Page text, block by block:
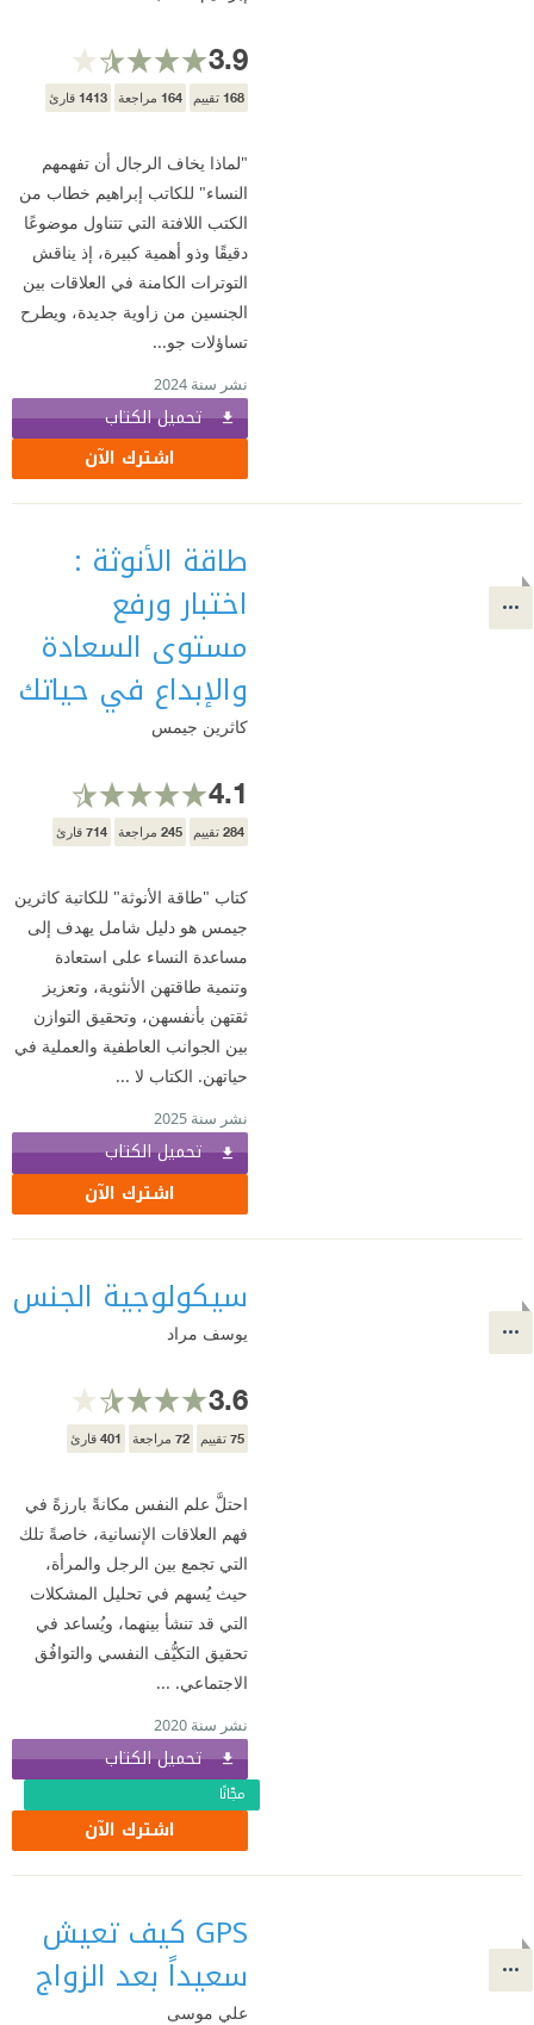
3.9
168 تقييم 164 مراجعة 1413 قارئ
"لماذا يخاف الرجال أن تفهمهم
النساء" للكاتب إبراهيم خطاب من
الكتب اللافتة التي تتناول موضوعًا
دقيقًا وذو أهمية كبيرة، إذ يناقش
التوترات الكامنة في العلاقات بين
الجنسين من زاوية جديدة، ويطرح
تساؤلات جو...
نشر سنة 2024
تحميل الكتاب
اشترك الآن
طاقة الأنوثة :
اختبار ورفع
مستوى السعادة
والإبداع في حياتك
كاثرين جيمس
4.1
284 تقييم 245 مراجعة 714 قارئ
كتاب "طاقة الأنوثة" للكاتبة كاثرين
جيمس هو دليل شامل يهدف إلى
مساعدة النساء على استعادة
وتنمية طاقتهن الأنثوية، وتعزيز
ثقتهن بأنفسهن، وتحقيق التوازن
بين الجوانب العاطفية والعملية في
حياتهن. الكتاب لا ...
نشر سنة 2025
تحميل الكتاب
اشترك الآن
سيكولوجية الجنس
يوسف مراد
3.6
75 تقييم 72 مراجعة 401 قارئ
احتلَّ علم النفس مكانةً بارزةً في
فهم العلاقات الإنسانية، خاصةً تلك
التي تجمع بين الرجل والمرأة،
حيث يُسهم في تحليل المشكلات
التي قد تنشأ بينهما، ويُساعد في
تحقيق التكيُّف النفسي والتوافُق
الاجتماعي. ...
نشر سنة 2020
تحميل الكتاب
مجّانًا
اشترك الآن
GPS كيف تعيش
سعيداً بعد الزواج
علي موسى